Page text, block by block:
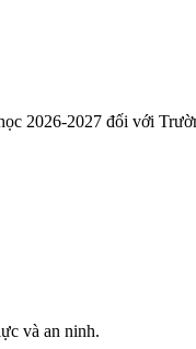
2026-2027 đối với
và an ninh.